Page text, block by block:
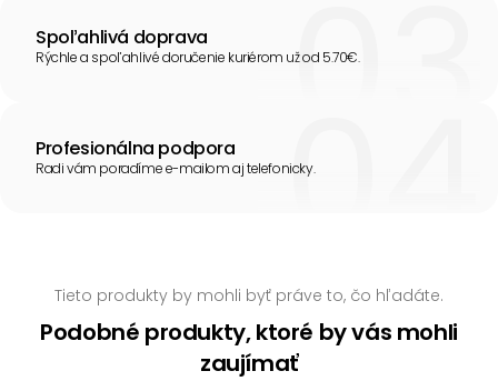
Spoľahlivá doprava
Rýchle a spoľahlivé doručenie kuriérom už od 5.70€.
Profesionálna podpora
Radi vám poradíme e-mailom aj telefonicky.
Tieto produkty by mohli byť práve to, čo hľadáte.
Podobné produkty, ktoré by vás mohli
zaujímať